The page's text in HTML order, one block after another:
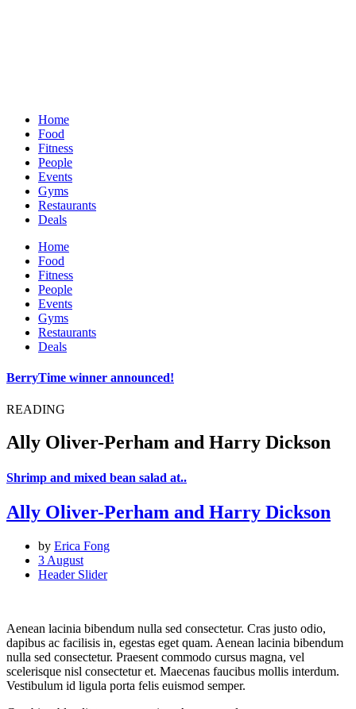
Home
Food
Fitness
People
Events
Gyms
Restaurants
Deals
Home
Food
Fitness
People
Events
Gyms
Restaurants
Deals
BerryTime winner announced!
READING
Ally Oliver-Perham and Harry Dickson
Shrimp and mixed bean salad at..
Ally Oliver-Perham and Harry Dickson
by Erica Fong
3 August
Header Slider
Aenean lacinia bibendum nulla sed consectetur. Cras justo odio,
dapibus ac facilisis in, egestas eget quam. Aenean lacinia bibendum
nulla sed consectetur. Praesent commodo cursus magna, vel
scelerisque nisl consectetur et. Maecenas faucibus mollis interdum.
Vestibulum id ligula porta felis euismod semper.